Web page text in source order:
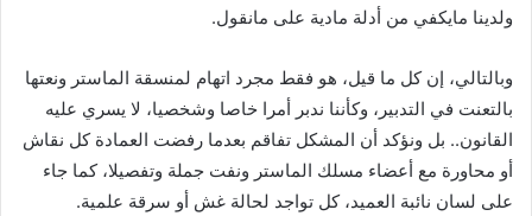
ولدينا مايكفي من أدلة مادية على مانقول.
وبالتالي، إن كل ما قيل، هو فقط مجرد اتهام لمنسقة الماستر ونعتها
بالتعنت في التدبير، وكأننا ندبر أمرا خاصا وشخصيا، لا يسري عليه
القانون.. بل ونؤكد أن المشكل تفاقم بعدما رفضت العمادة كل نقاش
أو محاورة مع أعضاء مسلك الماستر ونفت جملة وتفصيلا، كما جاء
على لسان نائبة العميد، كل تواجد لحالة غش أو سرقة علمية.